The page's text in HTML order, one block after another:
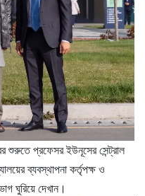
শুরুতে প্রফেসর ইউনূসের সেন্ট্রাল
ব্যবস্থাপনা কর্তৃপক্ষ ও
ঘুরিয়ে দেখান।